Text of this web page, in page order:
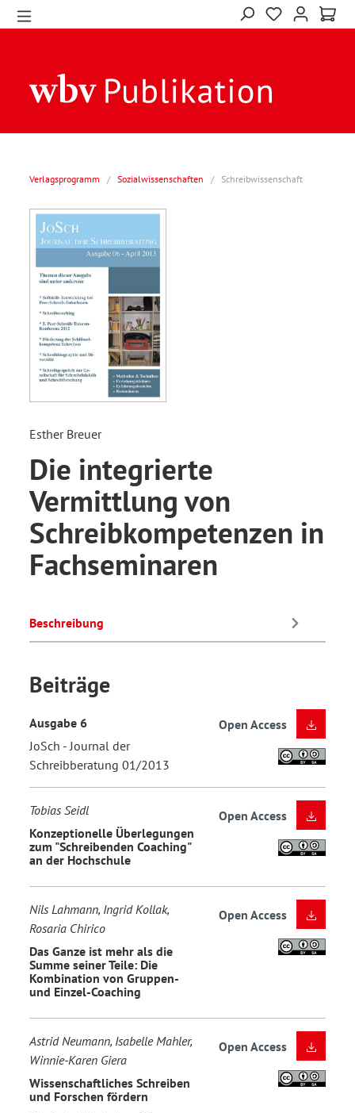
Verlagsprogramm / Sozialwissenschaften / Schreibwissenschaft
Esther Breuer
Die integrierte
Vermittlung von
Schreibkompetenzen in
Fachseminaren
Beschreibung
Beiträge
Ausgabe 6
JoSch - Journal der
Schreibberatung 01/2013
Open Access
Tobias Seidl
Konzeptionelle Überlegungen
zum "Schreibenden Coaching"
an der Hochschule
Open Access
Nils Lahmann, Ingrid Kollak,
Rosaria Chirico
Das Ganze ist mehr als die
Summe seiner Teile: Die
Kombination von Gruppen-
und Einzel-Coaching
Open Access
Astrid Neumann, Isabelle Mahler,
Winnie-Karen Giera
Wissenschaftliches Schreiben
und Forschen fördern
Open Access